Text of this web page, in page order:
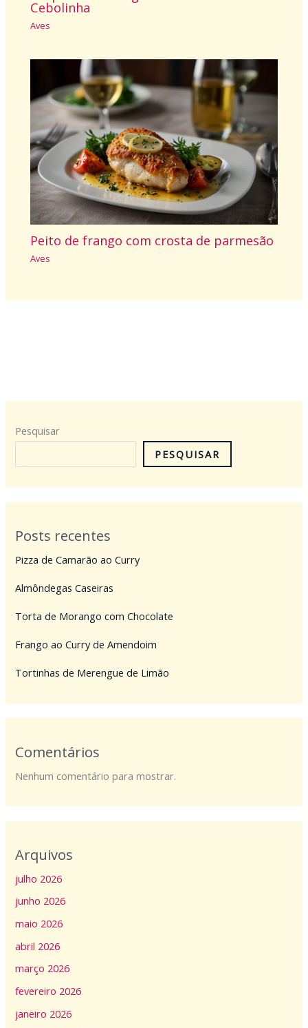
Cebolinha
Aves
Peito de frango com crosta de parmesão
Aves
Pesquisar
PESQUISAR
Posts recentes
Pizza de Camarão ao Curry
Almôndegas Caseiras
Torta de Morango com Chocolate
Frango ao Curry de Amendoim
Tortinhas de Merengue de Limão
Comentários
Nenhum comentário para mostrar.
Arquivos
julho 2026
junho 2026
maio 2026
abril 2026
março 2026
fevereiro 2026
janeiro 2026